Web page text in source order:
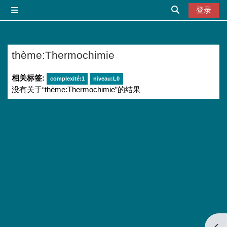
切换搜索输入
登录
thème:Thermochimie
相关标签: complexité:1 niveau:L0
没有关于“thème:Thermochimie”的结果